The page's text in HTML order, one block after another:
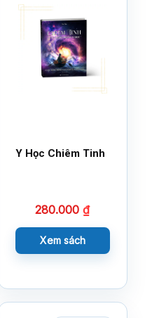
Y Học Chiêm Tinh
280.000₫
Xem sách